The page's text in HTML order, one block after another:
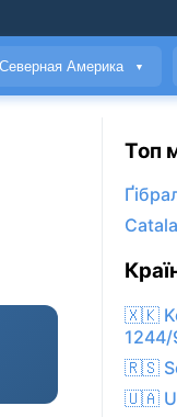
Северная Америка ▼
Топ
🇽🇰
1244/
🇷🇸
🇺🇦